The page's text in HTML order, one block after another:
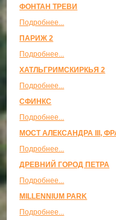
ФОНТАН ТРЕВИ
Подробнее...
ПАРИЖ 2
Подробнее...
ХАТЛЬГРИМСКИРКЬЯ 2
Подробнее...
СФИНКС
Подробнее...
МОСТ АЛЕКСАНДРА III,
Подробнее...
ДРЕВНИЙ ГОРОД ПЕТРА
Подробнее...
MILLENNIUM PARK
Подробнее...